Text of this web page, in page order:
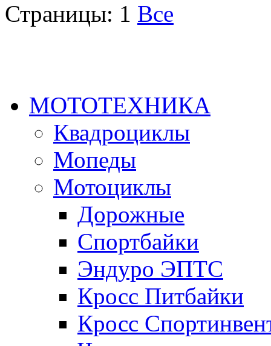
Страницы: 1 Все
МОТОТЕХНИКА
Квадроциклы
Мопеды
Мотоциклы
Дорожные
Спортбайки
Эндуро ЭПТС
Кросс Питбайки
Кросс